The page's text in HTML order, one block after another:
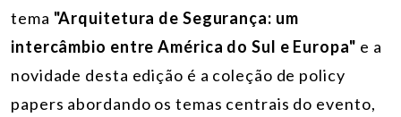
tema "Arquitetura de Segurança: um
intercâmbio entre América do Sul e Europa" e a
novidade desta edição é a coleção de policy
papers abordando os temas centrais do evento,